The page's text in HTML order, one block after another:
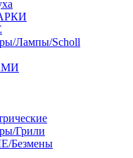
Лампы/Scholl
Грили